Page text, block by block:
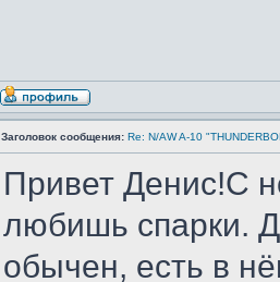
Заголовок сообщения: Re: N/AW A-10
Привет Денис!С
любишь спарки.
обычен, есть в